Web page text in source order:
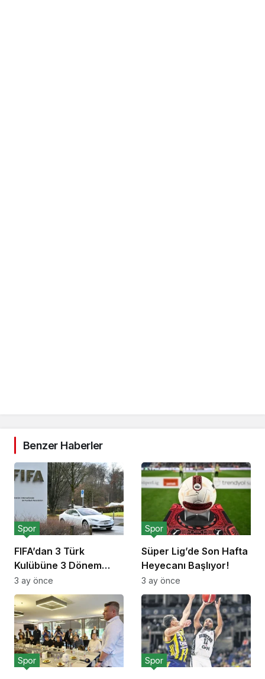
Benzer Haberler
FIFA’dan 3 Türk
Kulübüne 3 Dönem
Transfer Yasağı!
Spor
3 ay önce
Süper Lig’de Son Hafta
Heyecanı Başlıyor!
Spor
3 ay önce
Spor Spor